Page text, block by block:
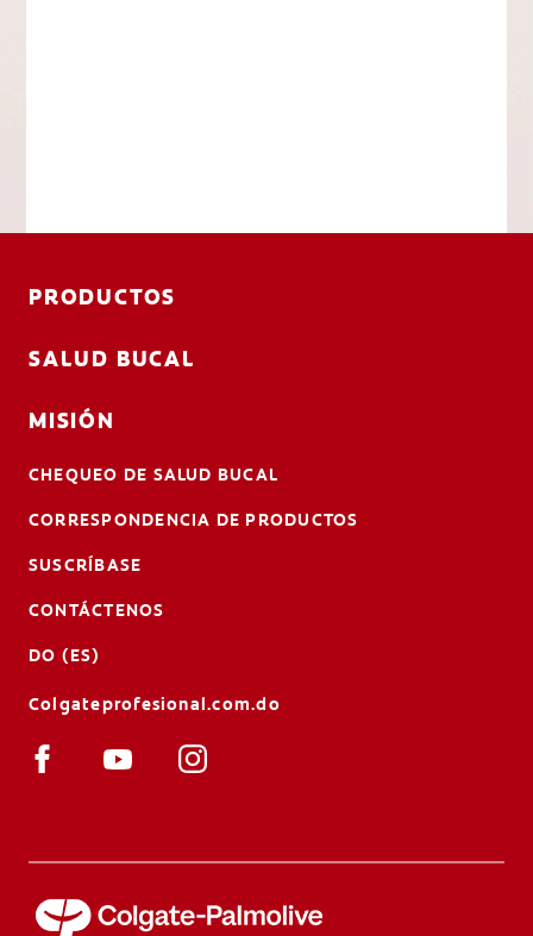
PRODUCTOS
SALUD BUCAL
MISIÓN
CHEQUEO DE SALUD BUCAL
CORRESPONDENCIA DE PRODUCTOS
SUSCRÍBASE
CONTÁCTENOS
DO (ES)
Colgateprofesional.com.do